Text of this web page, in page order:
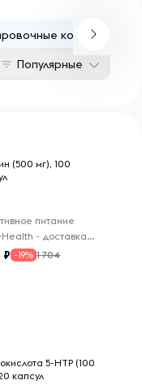
комплексы
Популярные
(500 мг), 100
питание
PrimeHealth - доставка из-за рубежа
-19% 1 704
5-НТР (100
капсул